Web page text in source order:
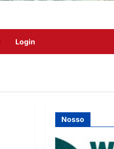
Login
Nosso